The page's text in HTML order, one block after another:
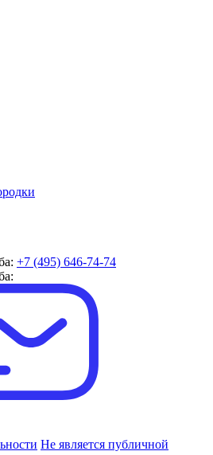
+7 (495) 646-74-74
Не является публичной